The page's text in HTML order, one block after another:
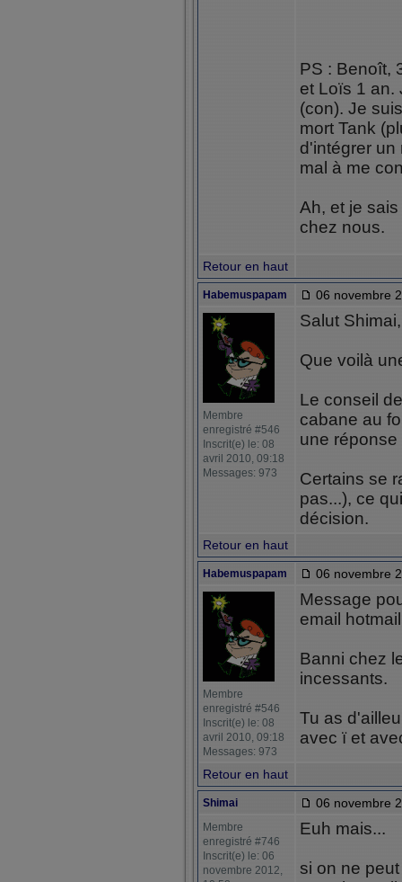
PS : Benoît,
et Loïs 1 an.
(con). Je
mort Tank
d'intégrer un
mal à me
Ah, et je
chez nous.
Retour en haut
Habemuspapam 06 novembre
Membre
enregistré #546
Inscrit(e) le: 08
avril 2010, 09:18
Messages: 973
Salut Shimai,
Que voilà
Le conseil
cabane au
une
Certains se
pas...), ce
décision.
Retour en haut
Habemuspapam 06 novembre
Membre
enregistré #546
Inscrit(e) le: 08
avril 2010, 09:18
Messages: 973
Message
email
Banni chez
incessants.
Tu as
avec ï et
Retour en haut
Shimai 06 novembre
Membre
enregistré #746
Inscrit(e) le: 06
novembre 2012,
Euh mais...
si on ne